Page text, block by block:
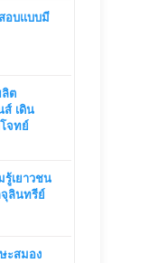
อบแบบมี
ลิต
ส์ เดิน
จทย์
รู้เยาวชน
ลินทรีย์
ะสมอง